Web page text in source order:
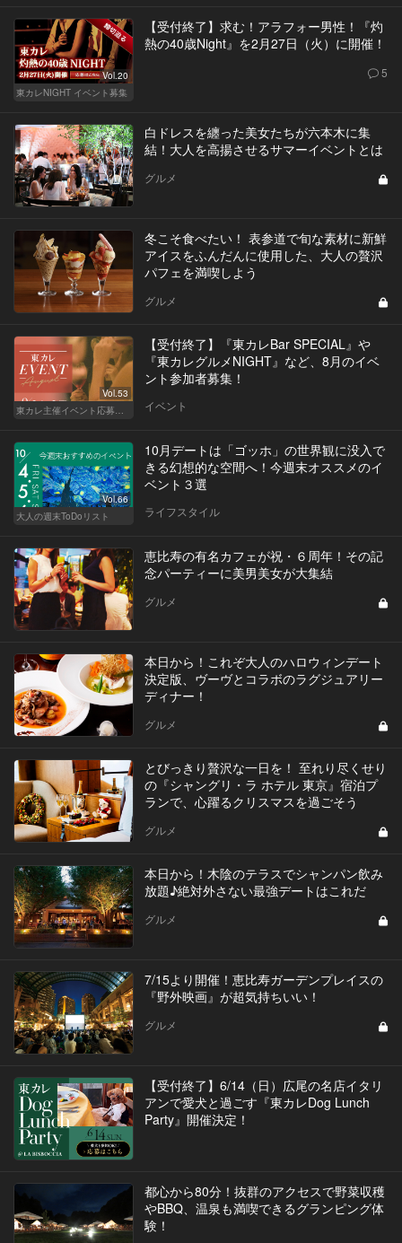
Vol.20
東カレNIGHT イベント募集
【受付終了】求む！アラフォー男性！『灼
熱の40歳Night』を2月27日（火）に開催！
5
白ドレスを纏った美女たちが六本木に集
結！大人を高揚させるサマーイベントとは
グルメ
冬こそ食べたい！ 表参道で旬な素材に新鮮
アイスをふんだんに使用した、大人の贅沢
パフェを満喫しよう
グルメ
Vol.53
【受付終了】『東カレBar SPECIAL』や
『東カレグルメNIGHT』など、8月のイベ
ント参加者募集！
イベント
Vol.66
大人の週末ToDoリスト
10月デートは「ゴッホ」の世界観に没入で
きる幻想的な空間へ！今週末オススメのイ
ベント３選
ライフスタイル
恵比寿の有名カフェが祝・６周年！その記
念パーティーに美男美女が大集結
グルメ
本日から！これぞ大人のハロウィンデート
決定版、ヴーヴとコラボのラグジュアリー
ディナー！
グルメ
とびっきり贅沢な一日を！ 至れり尽くせり
の『シャングリ・ラ ホテル 東京』宿泊プ
ランで、心躍るクリスマスを過ごそう
グルメ
本日から！木陰のテラスでシャンパン飲み
放題♪絶対外さない最強デートはこれだ
グルメ
7/15より開催！恵比寿ガーデンプレイスの
『野外映画』が超気持ちいい！
グルメ
【受付終了】6/14（日）広尾の名店イタリ
アンで愛犬と過ごす『東カレDog Lunch
Party』開催決定！
都心から80分！抜群のアクセスで野菜収穫
やBBQ、温泉も満喫できるグランピング体
験！